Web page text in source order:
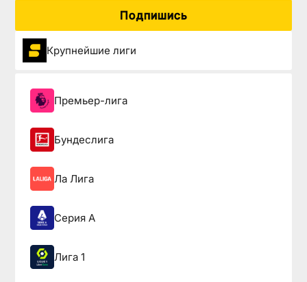
Подпишись
Крупнейшие лиги
Премьер-лига
Бундеслига
Ла Лига
Серия А
Лига 1